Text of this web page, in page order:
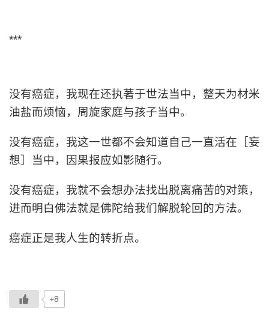
***
没有癌症，我现在还执著于世法当中，整天为材米
油盐而烦恼，周旋家庭与孩子当中。
没有癌症，我这一世都不会知道自己一直活在［妄
想］当中，因果报应如影随行。
没有癌症，我就不会想办法找出脱离痛苦的对策，
进而明白佛法就是佛陀给我们解脱轮回的方法。
癌症正是我人生的转折点。
+8